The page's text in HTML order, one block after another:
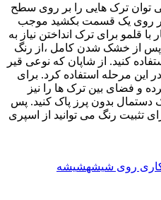
توان ترک هایی را بر روی سطح
بر روی یک قسمت بکشید موجب
قلمو برای ترک انداختن نیاز به
از خشک شدن کامل ،از رنگ
کنید. از شاپان که نوعی قیر
این مرحله استفاده کرد. برای
و فضای بین ترک ها را نیز
دستمال بدون پرز پاک کنید. پس
تثبیت رنگ می توانید از اسپری
کاری روی شیشهشیشه